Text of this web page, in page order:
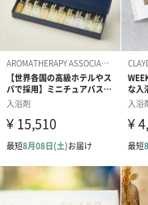
コットン巾着 【誕生
日】（グレー）M（550
円）
のしカード